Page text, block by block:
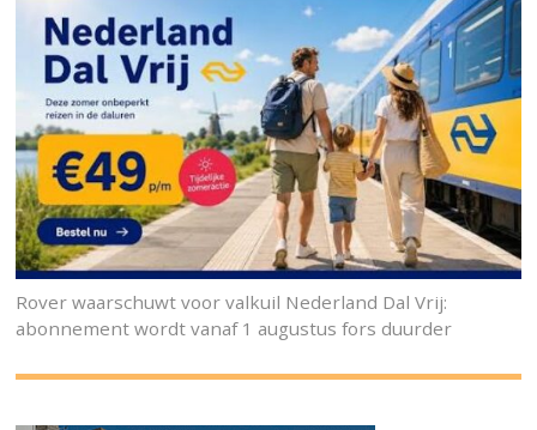
Rover waarschuwt voor valkuil Nederland Dal Vrij:
abonnement wordt vanaf 1 augustus fors duurder